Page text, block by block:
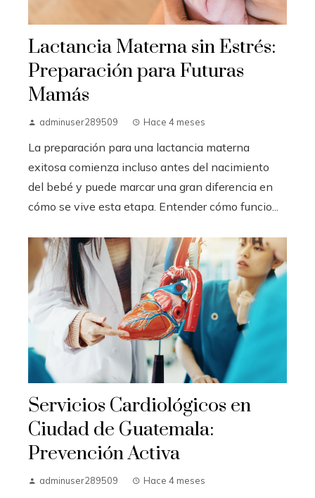
Lactancia Materna sin Estrés:
Preparación para Futuras
Mamás
adminuser289509 Hace 4 meses
La preparación para una lactancia materna
exitosa comienza incluso antes del nacimiento
del bebé y puede marcar una gran diferencia en
cómo se vive esta etapa. Entender cómo funcio...
Servicios Cardiológicos en
Ciudad de Guatemala:
Prevención Activa
adminuser289509 Hace 4 meses